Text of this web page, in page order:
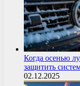
Когда осенью
защитить
02.12.2025